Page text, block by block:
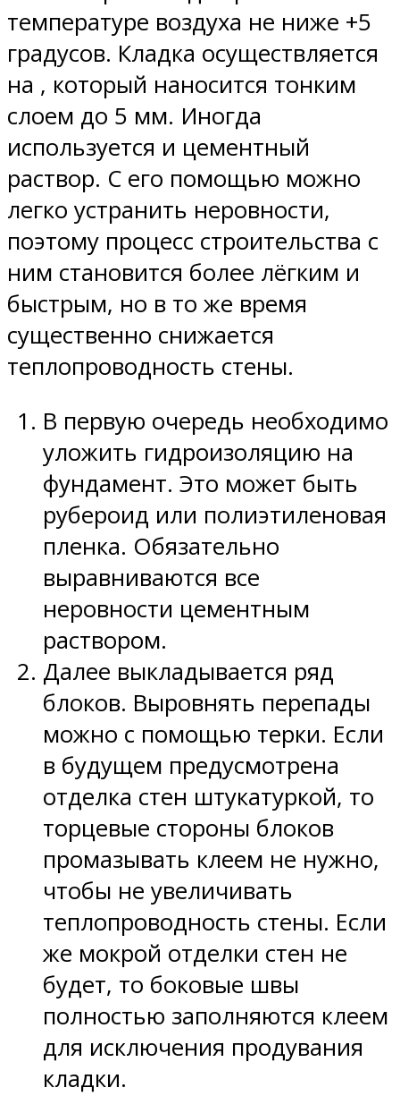
температуре воздуха не ниже +5
градусов. Кладка осуществляется
на , который наносится тонким
слоем до 5 мм. Иногда
используется и цементный
раствор. С его помощью можно
легко устранить неровности,
поэтому процесс строительства с
ним становится более лёгким и
быстрым, но в то же время
существенно снижается
теплопроводность стены.
В первую очередь необходимо
уложить гидроизоляцию на
фундамент. Это может быть
рубероид или полиэтиленовая
пленка. Обязательно
выравниваются все
неровности цементным
раствором.
Далее выкладывается ряд
блоков. Выровнять перепады
можно с помощью терки. Если
в будущем предусмотрена
отделка стен штукатуркой, то
торцевые стороны блоков
промазывать клеем не нужно,
чтобы не увеличивать
теплопроводность стены. Если
же мокрой отделки стен не
будет, то боковые швы
полностью заполняются клеем
для исключения продувания
кладки.